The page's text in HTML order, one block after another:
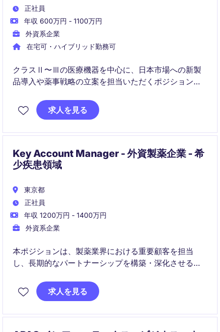
正社員
年収 600万円 - 1100万円
外資系企業
在宅可・ハイブリッド勤務可
クラスⅡ〜Ⅲの医療機器を中心に、日本市場への新製
品導入や薬事戦略の立案を担当いただくポジションで
じて、医療機器薬事の専門性をさらに高められる環境
です。
求人を見る
Key Account Manager - 外資製薬企業 - 希
少疾患領域
東京都
正社員
年収 1200万円 - 1400万円
外資系企業
本ポジションは、製薬業界における重要顧客を担当
し、長期的なパートナーシップを構築・深化させる役
て、持続的な売上成長と顧客満足の最大化に貢献して
いただきます。
求人を見る